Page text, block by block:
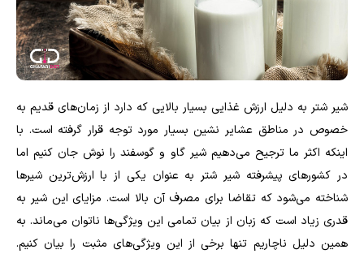
شیر شتر به دلیل ارزش غذایی بسیار بالایی که دارد از زمان‌های قدیم به
خصوص در مناطق عشایر نشین بسیار مورد توجه قرار گرفته است. با
اینکه اکثر ما ترجیح می‌دهیم شیر گاو و گوسفند را نوش جان کنیم اما
در کشورهای پیشرفته شیر شتر به عنوان یکی از با ارزش‌ترین شیرها
شناخته می‌شود که تقاضا برای مصرف آن بالا است. مزایای این شیر به
قدری زیاد است که زبان از بیان تمامی این ویژگی‌ها ناتوان می‌ماند. به
همین دلیل ناچاریم تنها برخی از این ویژگی‌های مثبت را بیان کنیم.